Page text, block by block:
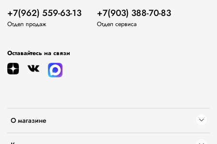
О магазине
+7(962) 559-63-13
Отдел продаж
+7(903) 388-70-83
Отдел сервиса
Оставайтесь на связи